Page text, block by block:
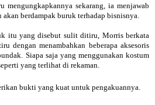
mengungkapkannya sekarang, ia menjawab
berdampak buruk terhadap bisnisnya.
itu yang disebut sulit ditiru, Morris berkata
dengan menambahkan beberapa aksesoris
Siapa saja yang menggunakan kostum
yang terlihat di rekaman.
bukti yang kuat untuk pengakuannya.